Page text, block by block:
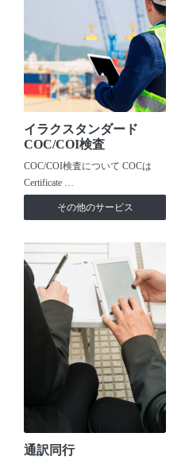
イラクスタンダード
COC/COI検査
COC/COI検査について COCは
Certificate …
その他のサービス
通訳同行